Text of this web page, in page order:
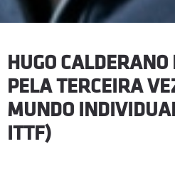
HUGO
PELA TERCEIRA
MUNDO
ITTF)